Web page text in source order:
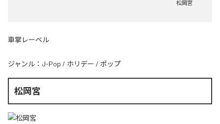
松岡宮
車掌レーベル
ジャンル： J-Pop / ホリデー / ポップ
松岡宮